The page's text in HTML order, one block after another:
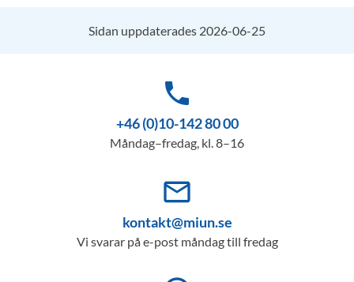
Sidan uppdaterades 2026-06-25
phone
+46 (0)10-142 80 00
Måndag–fredag, kl. 8–16
mail_outline
kontakt@miun.se
Vi svarar på e-post måndag till fredag